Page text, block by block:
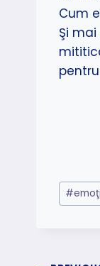
Cum
Şi
Post
Tags:
#